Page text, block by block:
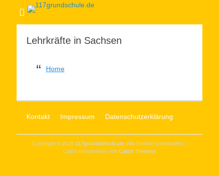
Lehrkräfte in Sachsen
Home
Kontakt Impressum Datenschutzerklärung
Copyright © 2026 117grundschule.de. Alle Rechte vorbehalten. |
Catch Responsive von Catch Themes